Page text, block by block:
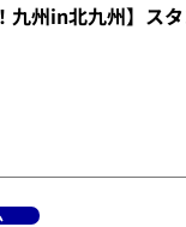
九州in北九州】ス